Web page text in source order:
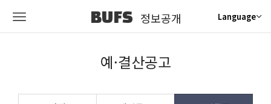
BUFS 정보공개 Language
예·결산공고